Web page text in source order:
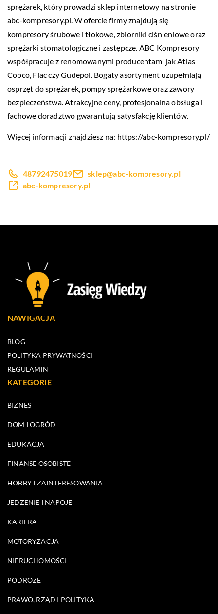
sprężarek, który prowadzi sklep internetowy na stronie
abc-kompresory.pl. W ofercie firmy znajdują się
kompresory śrubowe i tłokowe, zbiorniki ciśnieniowe oraz
sprężarki stomatologiczne i zastępcze. ABC Kompresory
współpracuje z renomowanymi producentami jak Atlas
Copco, Fiac czy Gudepol. Bogaty asortyment uzupełniają
osprzęt do sprężarek, pompy sprężarkowe oraz zawory
bezpieczeństwa. Atrakcyjne ceny, profesjonalna obsługa i
fachowe doradztwo gwarantują satysfakcję klientów.
Więcej informacji znajdziesz na: https://abc-kompresory.pl/
48792475019
sklep@abc-kompresory.pl
abc-kompresory.pl
NAWIGACJA
BLOG
POLITYKA PRYWATNOŚCI
REGULAMIN
KATEGORIE
BIZNES
DOM I OGRÓD
EDUKACJA
FINANSE OSOBISTE
HOBBY I ZAINTERESOWANIA
JEDZENIE I NAPOJE
KARIERA
MOTORYZACJA
NIERUCHOMOŚCI
PODRÓŻE
PRAWO, RZĄD I POLITYKA